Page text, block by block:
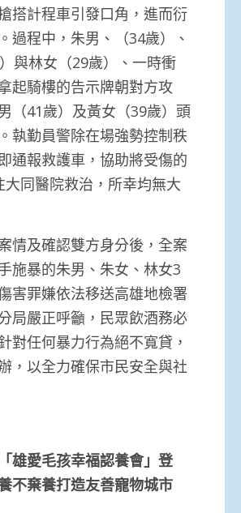
搭計程車引發口角，進而衍
過程中，朱男、（34歲）、
與林女（29歲）、一時衝
起騎樓的告示牌朝對方攻
（41歲）及黃女（39歲）頭
執勤員警除在場強勢控制秩
通報救護車，協助將受傷的
大同醫院救治，所幸均無大
情及確認雙方身分後，全案
施暴的朱男、朱女、林女3
害罪嫌依法移送高雄地檢署
局嚴正呼籲，民眾飲酒務必
對任何暴力行為絕不寬貸，
，以全力確保市民安全與社
雄愛毛孩幸福認養會」登
棄養打造友善寵物城市